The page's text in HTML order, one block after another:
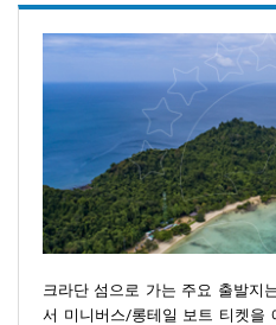
크라단 섬으로 가는 주요 출발지
서 미니버스/롱테일 보트 티켓을